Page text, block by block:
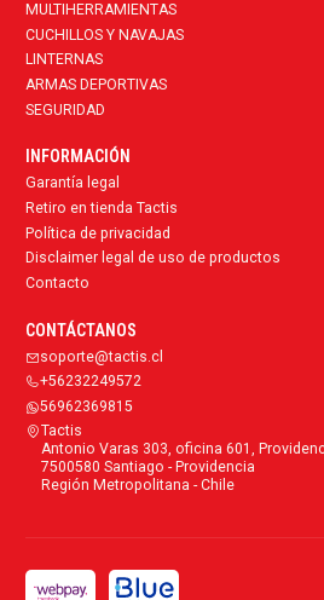
MULTIHERRAMIENTAS
CUCHILLOS Y NAVAJAS
LINTERNAS
ARMAS DEPORTIVAS
SEGURIDAD
INFORMACIÓN
Garantía legal
Retiro en tienda Tactis
Política de privacidad
Disclaimer legal de uso de productos
Contacto
CONTÁCTANOS
soporte@tactis.cl
+56232249572
56962369815
Tactis
Antonio Varas 303, oficina 601,
7500580 Santiago - Providencia
Región Metropolitana - Chile